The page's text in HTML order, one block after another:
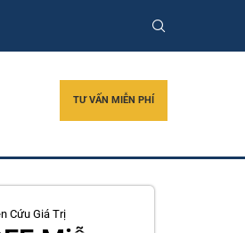
TƯ VẤN MIỄN PHÍ
Cứu Giá Trị